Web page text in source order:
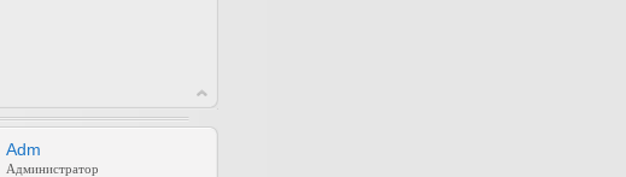
Adm
Администратор